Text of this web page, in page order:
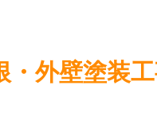
・外壁塗装